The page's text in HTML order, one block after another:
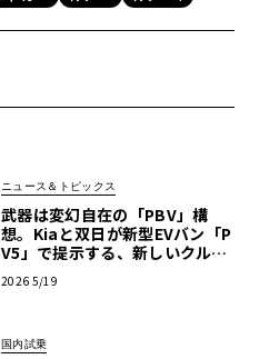
ニュース＆トピックス
武器は変幻自在の「PBV」構
想。Kiaと双日が新型EVバン「P
V5」で提示する、新しいクルマ
2026 5/19
国内試乗